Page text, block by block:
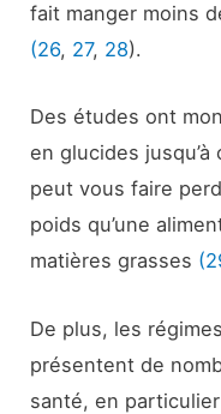
fait manger moins
(26, 27, 28).
Des études ont
en glucides
peut vous faire
poids qu’une
matières grasses
De plus, les
présentent de
santé, en